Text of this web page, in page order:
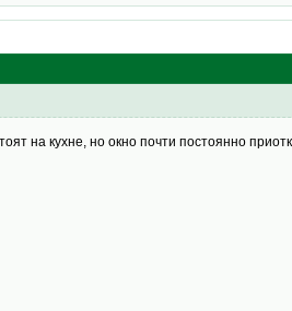
на кухне, но окно почти постоянно